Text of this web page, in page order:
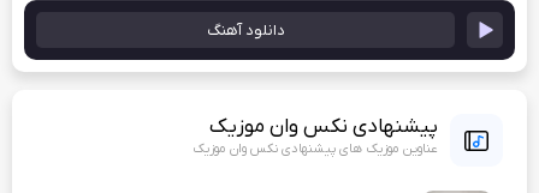
دانلود آهنگ
پیشنهادی نکس وان موزیک
عناوین موزیک های پیشنهادی نکس وان موزیک